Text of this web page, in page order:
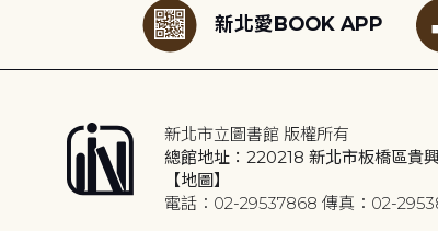
新北愛BOOK APP
新北市立圖書館 版權所有
總館地址：220218 新北市板橋區貴
【地圖】
電話：02-29537868 傳真：02-